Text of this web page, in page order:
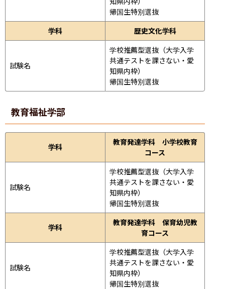
帰国生特別選抜
学科
歴史文化学科
試験名
学校推薦型選抜（大学入学
共通テストを課さない・愛
知県内枠）
帰国生特別選抜
教育福祉学部
学科
教育発達学科 小学校教育
コース
試験名
学校推薦型選抜（大学入学
共通テストを課さない・愛
知県内枠）
帰国生特別選抜
学科
教育発達学科 保育幼児教
育コース
試験名
学校推薦型選抜（大学入学
共通テストを課さない・愛
知県内枠）
帰国生特別選抜